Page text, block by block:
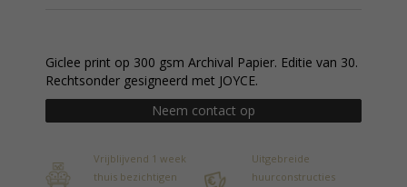
Giclee print op 300 gsm Archival Papier. Editie van 30.
Rechtsonder gesigneerd met JOYCE.
Neem contact op
Vrijblijvend 1 week
thuis bezichtigen
Uitgebreide
huurconstructies